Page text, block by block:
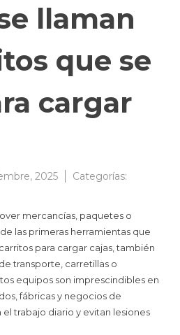
llaman
que se
cargar
2025
Categorías:
mercancías, paquetes o
las primeras herramientas que
para cargar cajas, también
transporte, carretillas o
equipos son imprescindibles en
fábricas y negocios de
trabajo diario y evitan lesiones